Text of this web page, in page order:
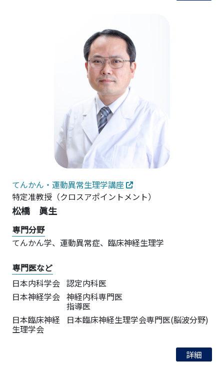
てんかん・運動異常生理学講座
特定准教授 （クロスアポイントメント）
松橋 眞生
専門分野
てんかん学、運動異常症、臨床神経生理学
専門医など
日本内科学会 認定内科医
日本神経学会 神経内科専門医
指導医
日本臨床神経
生理学会
日本臨床神経生理学会専門医(脳波分野)
詳細